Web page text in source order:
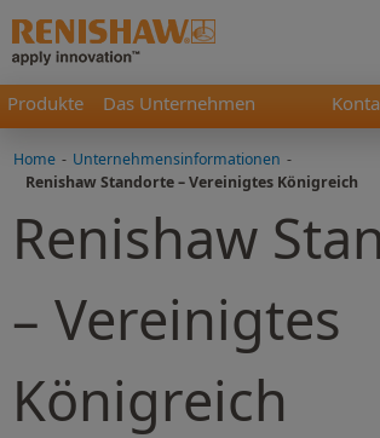
Produkte Das Unternehmen
Home - Unternehmensinformationen -
Renishaw Standorte – Vereinigtes Königreich
Renishaw
– Vereinigtes
Königreich